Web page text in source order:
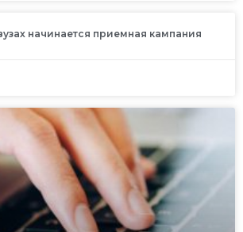
начинается приемная кампания